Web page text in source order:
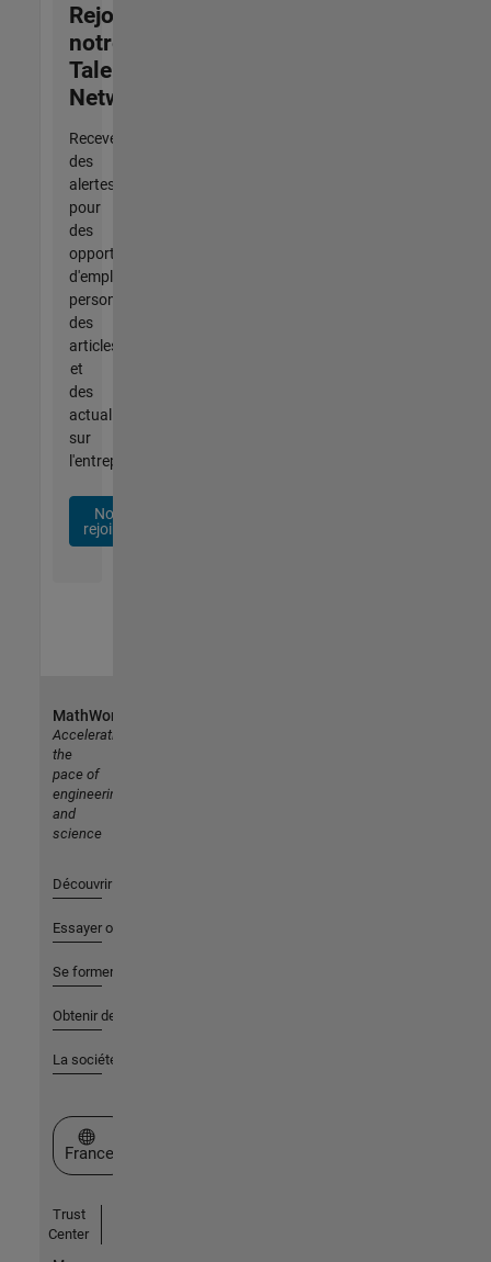
Rejoignez
notre
Talent
Network
Recevez
des
alertes
pour
des
opportunités
d'emploi
personnalisées,
des
articles
et
des
actualités
sur
l'entreprise.
Nous
rejoindre
MathWorks
Accelerating
the
pace of
engineering
and
science
Découvrir les produits
Essayer ou acheter
Se former
Obtenir de l'aide
La société
Sélectionner un site web
France
Trust
Center